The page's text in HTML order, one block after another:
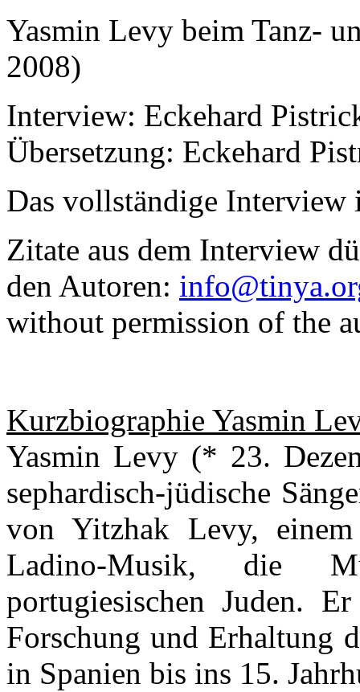
Yasmin Levy beim Tanz-
2008)
Interview: Eckehard
Übersetzung: Eckehard
Das vollständige
Zitate aus dem Interview
den Autoren:
without permission of the
Kurzbiographie Yasmin
Yasmin Levy (* 23.
sephardisch-jüdische
von Yitzhak Levy,
Ladino-Musik, die
portugiesischen Juden.
Forschung und Erhaltung
in Spanien bis ins 15.